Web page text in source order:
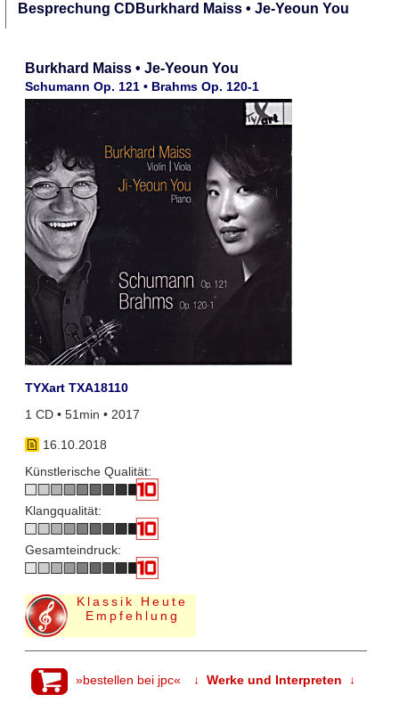
Besprechung CDBurkhard Maiss • Je-Yeoun You
Burkhard Maiss • Je-Yeoun You
Schumann Op. 121 • Brahms Op. 120-1
TYXart TXA18110
1 CD • 51min • 2017
16.10.2018
Künstlerische Qualität:
Klangqualität:
Gesamteindruck:
Klassik Heute
Empfehlung
»bestellen bei jpc« ↓ Werke und Interpreten ↓